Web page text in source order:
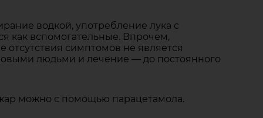
водкой, употребление лука с
как вспомогательные. Впрочем,
симптомов не является
людьми и лечение — до постоянного
можно с помощью парацетамола.